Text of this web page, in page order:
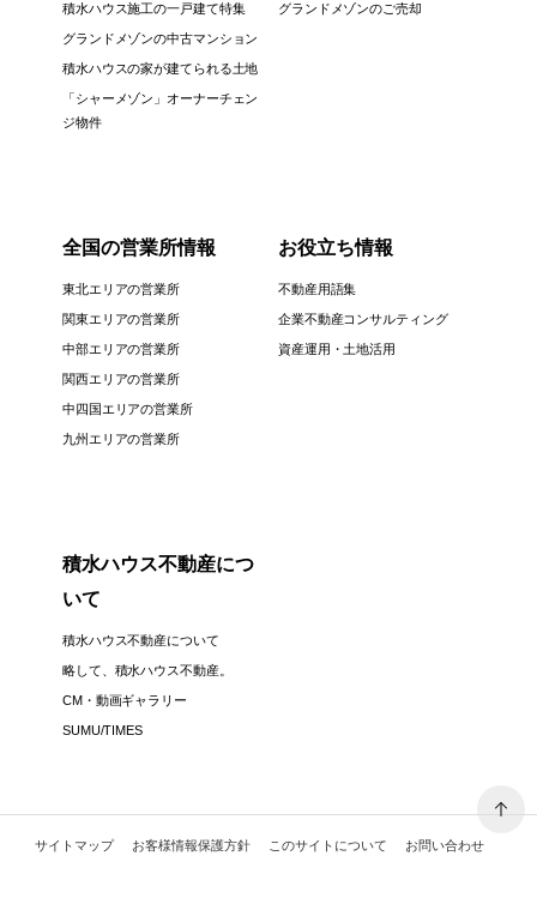
積水ハウス施工の一戸建て特集
グランドメゾンの中古マンション
積水ハウスの家が建てられる土地
「シャーメゾン」オーナーチェン
ジ物件
グランドメゾンのご売却
全国の営業所情報
東北エリアの営業所
関東エリアの営業所
中部エリアの営業所
関西エリアの営業所
中四国エリアの営業所
九州エリアの営業所
お役立ち情報
不動産用語集
企業不動産コンサルティング
資産運用・土地活用
積水ハウス不動産につ
いて
積水ハウス不動産について
略して、積水ハウス不動産。
CM・動画ギャラリー
SUMU/TIMES
サイトマップ お客様情報保護方針 このサイトについて お問い合わせ